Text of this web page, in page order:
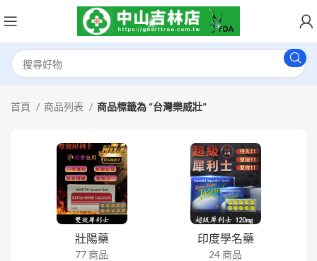
首頁 商品列表 商品標籤為 “台灣樂威壯”
壯陽藥
77 商品
印度學名藥
24 商品